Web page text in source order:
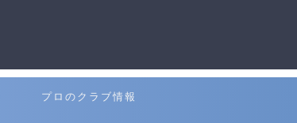
プロのクラブ情報